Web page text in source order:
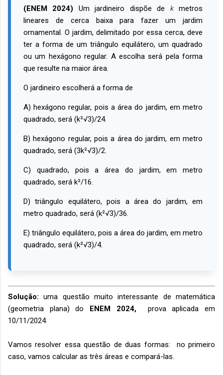
(ENEM 2024) Um jardineiro dispõe de kmetros
lineares de cerca baixa para fazer um jardim
ornamental. O jardim, delimitado por essa cerca, deve
ter a forma de um triângulo equilátero, um quadrado
ou um hexágono regular. A escolha será pela forma
que resulte na maior área.
O jardineiro escolherá a forma de
A) hexágono regular, pois a área do jardim, em metro
quadrado, será (k²√3)/24.
B) hexágono regular, pois a área do jardim, em metro
quadrado, será (3k²√3)/2.
C) quadrado, pois a área do jardim, em metro
quadrado, será k²/16.
D) triângulo equilátero, pois a área do jardim, em
metro quadrado, será (k²√3)/36.
E) triângulo equilátero, pois a área do jardim, em metro
quadrado, será (k²√3)/4.
Solução:uma questão muito interessante de matemática
(geometria plana) do ENEM 2024,
prova aplicada em
10/11/2024.
Vamos resolver essa questão de duas formas: no primeiro
caso, vamos calcular as três áreas e compará-las.